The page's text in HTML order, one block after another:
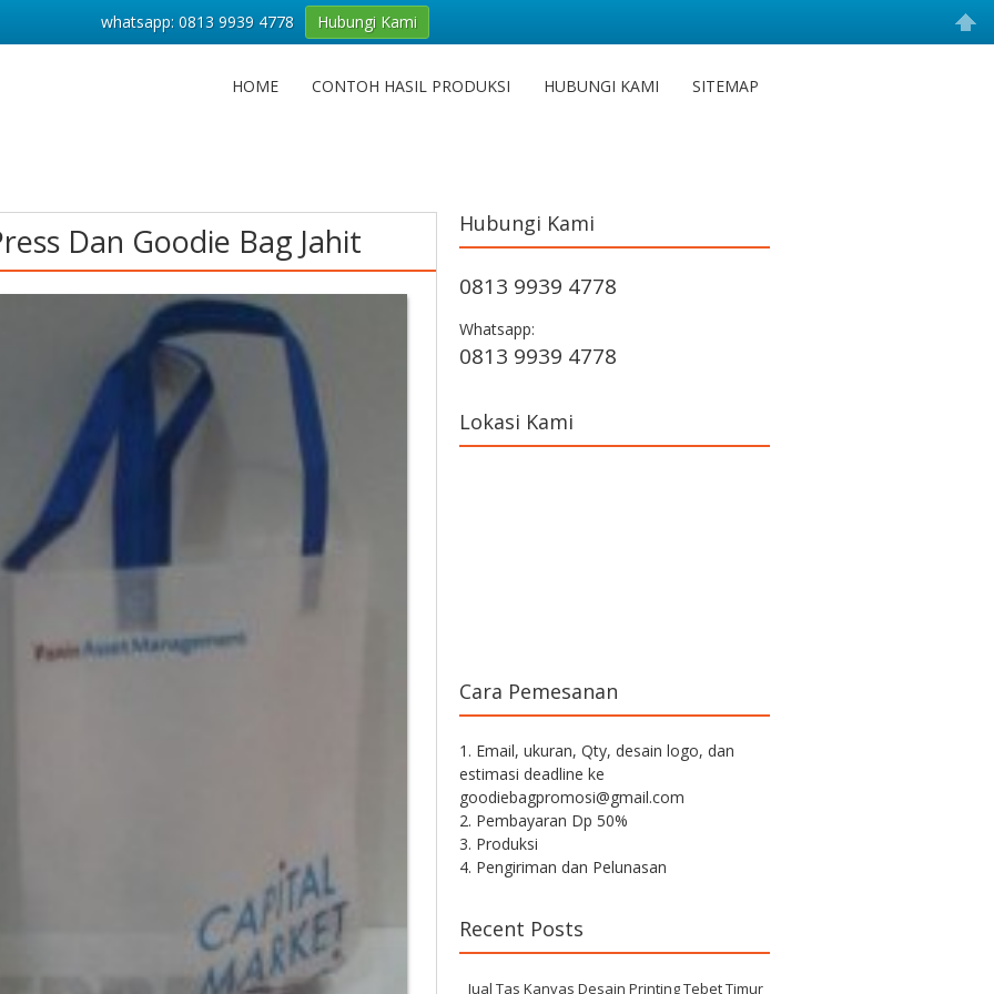
HOME CONTOH HASIL PRODUKSI HUBUNGI KAMI SITEMAP
Dan Goodie Bag Jahit Hubungi Kami
0813 9939 4778
Whatsapp:
0813 9939 4778
Lokasi Kami
Cara Pemesanan
1. Email, ukuran, Qty, desain logo, dan
estimasi deadline ke
goodiebagpromosi@gmail.com
2. Pembayaran Dp 50%
3. Produksi
4. Pengiriman dan Pelunasan
Recent Posts
Jual Tas Kanvas Desain Printing Tebet Timur
whatsapp: 0813 9939 4778 Hubungi Kami